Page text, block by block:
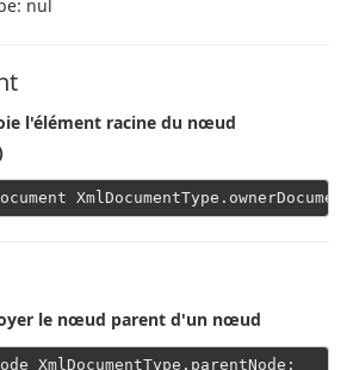
: nul
l'élément racine du nœud
le nœud parent d'un nœud